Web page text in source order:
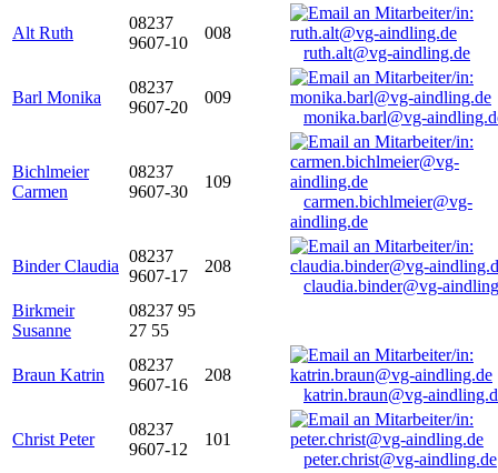
Alt Ruth
08237
9607-10
008
ruth.alt@vg-aindling.de
Barl Monika
08237
9607-20
009
monika.barl@vg-
Bichlmeier
Carmen
08237
9607-30
109
carmen.bichlmeier@vg-
aindling.de
Binder Claudia
08237
9607-17
208
claudia.binder@vg-
Birkmeir
Susanne
08237 95
27 55
Braun Katrin
08237
9607-16
208
katrin.braun@vg-
Christ Peter
08237
9607-12
101
peter.christ@vg-aindling.de